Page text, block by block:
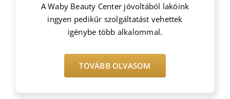
A Waby Beauty Center jóvoltából lakóink
ingyen pedikűr szolgáltatást vehettek
igénybe több alkalommal.
TOVÁBB OLVASOM